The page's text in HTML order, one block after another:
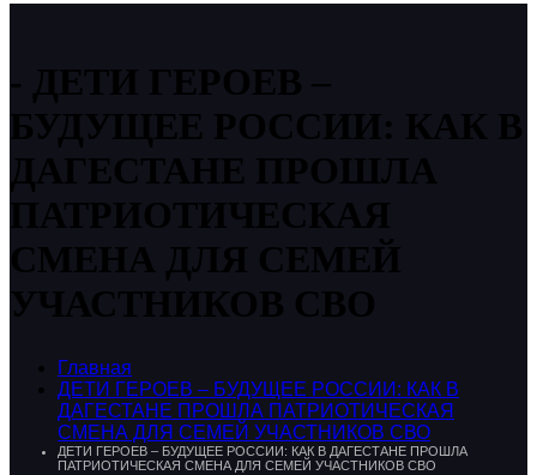
ДЕТИ ГЕРОЕВ –
БУДУЩЕЕ РОССИИ: КАК В
ДАГЕСТАНЕ ПРОШЛА
ПАТРИОТИЧЕСКАЯ
СМЕНА ДЛЯ СЕМЕЙ
УЧАСТНИКОВ СВО
Главная
ДЕТИ ГЕРОЕВ – БУДУЩЕЕ РОССИИ: КАК В
ДАГЕСТАНЕ ПРОШЛА ПАТРИОТИЧЕСКАЯ
СМЕНА ДЛЯ СЕМЕЙ УЧАСТНИКОВ СВО
ДЕТИ ГЕРОЕВ – БУДУЩЕЕ РОССИИ: КАК В ДАГЕСТАНЕ ПРОШЛА
ПАТРИОТИЧЕСКАЯ СМЕНА ДЛЯ СЕМЕЙ УЧАСТНИКОВ СВО